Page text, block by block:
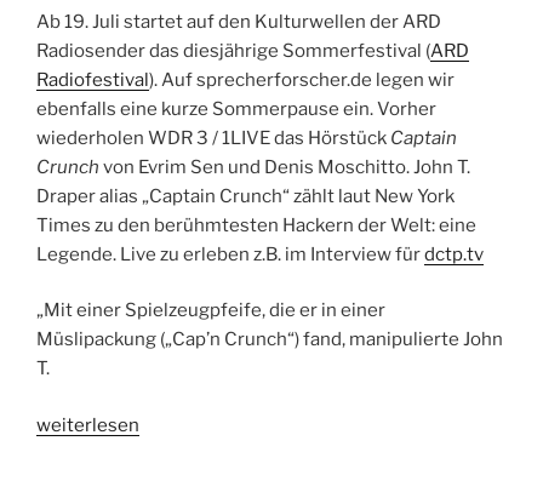
Ab 19. Juli startet auf den Kulturwellen der ARD
Radiosender das diesjährige Sommerfestival (ARD
Radiofestival). Auf sprecherforscher.de legen wir
ebenfalls eine kurze Sommerpause ein. Vorher
wiederholen WDR 3 / 1LIVE das Hörstück Captain
Crunch von Evrim Sen und Denis Moschitto. John T.
Draper alias „Captain Crunch“ zählt laut New York
Times zu den berühmtesten Hackern der Welt: eine
Legende. Live zu erleben z.B. im Interview fürdctp.tv
„Mit einer Spielzeugpfeife, die er in einer
Müslipackung („Cap’n Crunch“) fand, manipulierte John
T.
„Hörspieltipp:
weiterlesen